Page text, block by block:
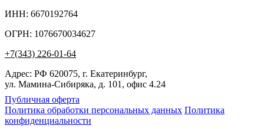
ИНН: 6670192764
ОГРН: 1076670034627
+7(343) 226-01-64
Адрес: РФ 620075, г. Екатеринбург,
ул. Мамина-Сибиряка, д. 101, офис 4.24
Публичная оферта
Политика обработки персональных данных Политика
конфиденциальности